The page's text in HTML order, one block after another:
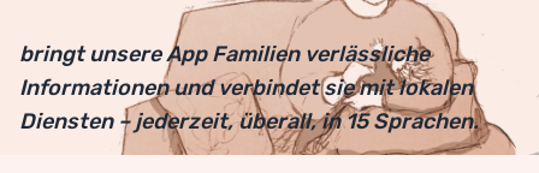
bringt unsere App Familien verlässliche
Informationen und verbindet sie mit lokalen
Diensten – jederzeit, überall, in 15 Sprachen.